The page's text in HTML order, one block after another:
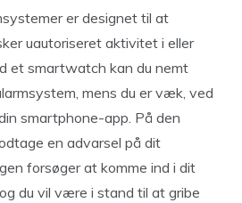
er designet til at
uautoriseret aktivitet i eller
et smartwatch kan du nemt
mens du er væk, ved
smartphone-app. På den
en advarsel på dit
forsøger at komme ind i dit
du vil være i stand til at gribe